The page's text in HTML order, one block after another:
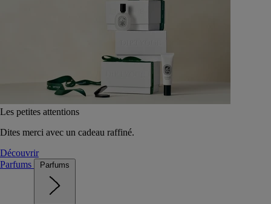
Les petites attentions
Dites merci avec un cadeau raffiné.
Découvrir
Parfums
Parfums